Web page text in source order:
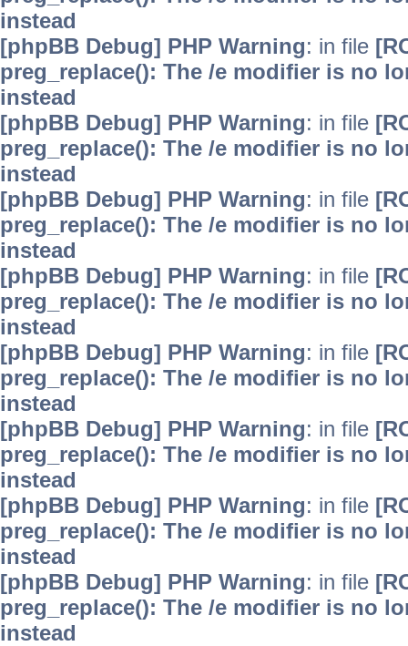
instead
[phpBB Debug] PHP Warning: in file
preg_replace(): The /e modifier is no
instead
[phpBB Debug] PHP Warning: in file
preg_replace(): The /e modifier is no
instead
[phpBB Debug] PHP Warning: in file
preg_replace(): The /e modifier is no
instead
[phpBB Debug] PHP Warning: in file
preg_replace(): The /e modifier is no
instead
[phpBB Debug] PHP Warning: in file
preg_replace(): The /e modifier is no
instead
[phpBB Debug] PHP Warning: in file
preg_replace(): The /e modifier is no
instead
[phpBB Debug] PHP Warning: in file
preg_replace(): The /e modifier is no
instead
[phpBB Debug] PHP Warning: in file
preg_replace(): The /e modifier is no
instead